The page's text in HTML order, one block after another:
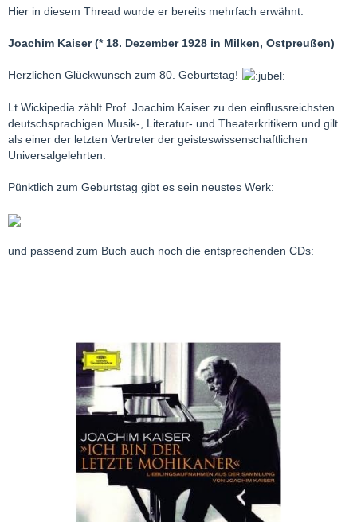
Hier in diesem Thread wurde er bereits mehrfach erwähnt:
Joachim Kaiser (* 18. Dezember 1928 in Milken, Ostpreußen)
Herzlichen Glückwunsch zum 80. Geburtstag!
Lt Wickipedia zählt Prof. Joachim Kaiser zu den einflussreichsten
deutschsprachigen Musik-, Literatur- und Theaterkritikern und gilt
als einer der letzten Vertreter der geisteswissenschaftlichen
Universalgelehrten.
Pünktlich zum Geburtstag gibt es sein neustes Werk:
und passend zum Buch auch noch die entsprechenden CDs: